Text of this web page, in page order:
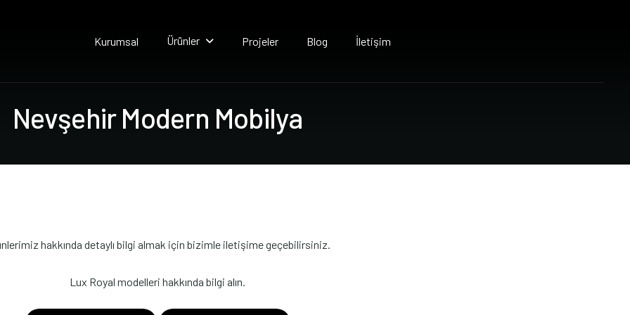
Kurumsal Ürünler Projeler Blog İletişim
Nevşehir Modern Mobilya
hakkında detaylı bilgi almak için bizimle iletişime geçebilirsiniz.
Lux Royal modelleri hakkında bilgi alın.